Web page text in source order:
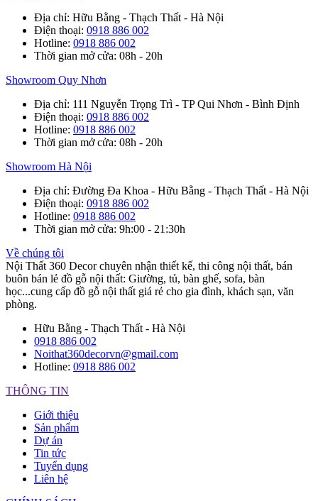
Địa chỉ: Hữu Bằng - Thạch Thất - Hà Nội
Điện thoại: 0918 886 002
Hotline: 0918 886 002
Thời gian mở cửa: 08h - 20h
Showroom Quy Nhơn
Địa chỉ: 111 Nguyễn Trọng Trì - TP Qui Nhơn - Bình Định
Điện thoại: 0918 886 002
Hotline: 0918 886 002
Thời gian mở cửa: 08h - 20h
Showroom Hà Nội
Địa chỉ: Đường Đa Khoa - Hữu Bằng - Thạch Thất - Hà Nội
Điện thoại: 0918 886 002
Hotline: 0918 886 002
Thời gian mở cửa: 9h:00 - 21:30h
Về chúng tôi
Nội Thất 360 Decor chuyên nhận thiết kế, thi công nội thất, bán
buôn bán lẻ đồ gỗ nội thất: Giường, tủ, bàn ghế, sofa, bàn
học...cung cấp đồ gỗ nội thất giá rẻ cho gia đình, khách sạn, văn
phòng.
Hữu Bằng - Thạch Thất - Hà Nội
0918 886 002
Noithat360decorvn@gmail.com
Hotline: 0918 886 002
THÔNG TIN
Giới thiệu
Sản phẩm
Dự án
Tin tức
Tuyển dụng
Liên hệ